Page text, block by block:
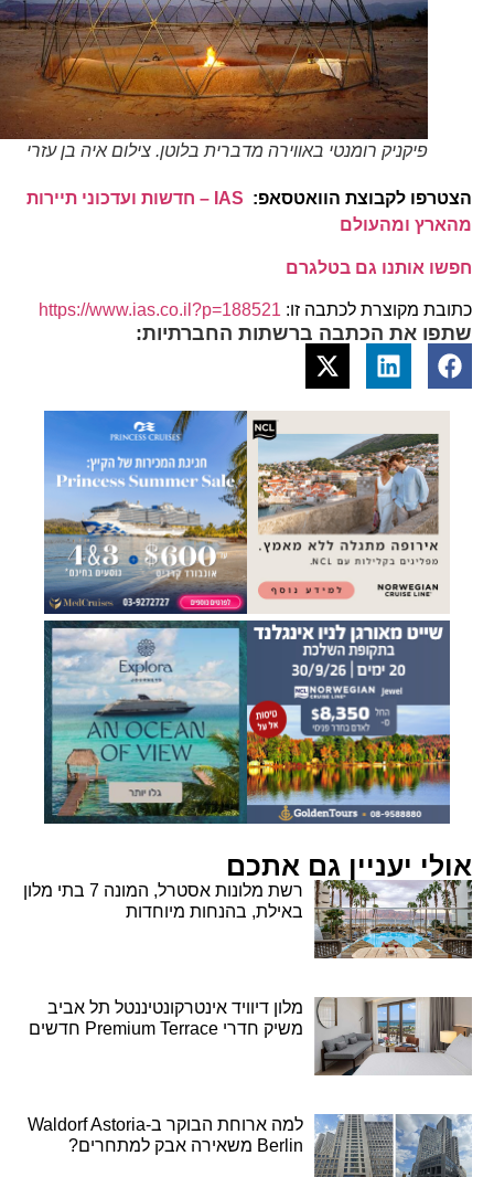
פיקניק רומנטי באווירה מדברית בלוטן. צילום איה בן עזרי
הצטרפו לקבוצת הוואטסאפ:
IAS – חדשות ועדכוני תיירות
מהארץ ומהעולם
חפשו אותנו גם בטלגרם
כתובת מקוצרת לכתבה זו: https://www.ias.co.il?p=188521
שתפו את הכתבה ברשתות החברתיות:
אולי יעניין גם אתכם
רשת מלונות אסטרל, המונה 7 בתי מלון
באילת, בהנחות מיוחדות
מלון דיוויד אינטרקונטיננטל תל אביב
משיק חדרי Premium Terrace חדשים
למה ארוחת הבוקר ב-Waldorf Astoria
Berlin משאירה אבק למתחרים?